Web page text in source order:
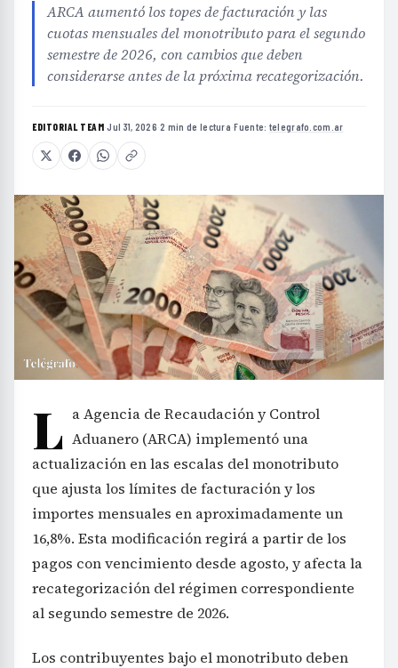
ARCA aumentó los topes de facturación y las
cuotas mensuales del monotributo para el segundo
semestre de 2026, con cambios que deben
considerarse antes de la próxima recategorización.
EDITORIAL TEAM·Jul 31, 2026·2 min de lectura·Fuente: telegrafo.com.ar
L a Agencia de Recaudación y Control
Aduanero (ARCA) implementó una
actualización en las escalas del monotributo
que ajusta los límites de facturación y los
importes mensuales en aproximadamente un
16,8%. Esta modificación regirá a partir de los
pagos con vencimiento desde agosto, y afecta la
recategorización del régimen correspondiente
al segundo semestre de 2026.
Los contribuyentes bajo el monotributo deben